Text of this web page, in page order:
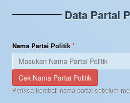
Data Partai
Nama Partai Politik
Cek Nama Partai Politik
Periksa kembali nama partai sebelum